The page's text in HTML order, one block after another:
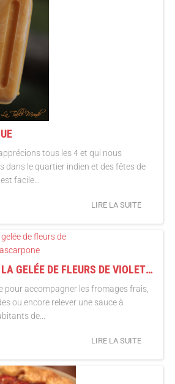
tous les 4 et qui nous
dans le quartier indien et des fêtes de
facile...
LIRE LA SUITE
CRÈME GLACÉE À LA GELÉE DE FLEURS DE VIOLETTES ET MASCARPONE
pour accompagner les fromages frais,
ou encore relever une sauce à
de...
LIRE LA SUITE